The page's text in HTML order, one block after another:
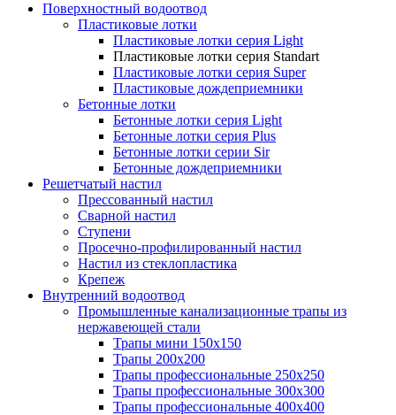
Поверхностный водоотвод
Пластиковые лотки
Пластиковые лотки серия Light
Пластиковые лотки серия Standart
Пластиковые лотки серия Super
Пластиковые дождеприемники
Бетонные лотки
Бетонные лотки серия Light
Бетонные лотки серия Plus
Бетонные лотки серии Sir
Бетонные дождеприемники
Решетчатый настил
Прессованный настил
Сварной настил
Ступени
Просечно-профилированный настил
Настил из стеклопластика
Крепеж
Внутренний водоотвод
Промышленные канализационные трапы из
нержавеющей стали
Трапы мини 150х150
Трапы 200х200
Трапы профессиональные 250х250
Трапы профессиональные 300х300
Трапы профессиональные 400х400